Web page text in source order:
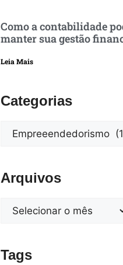
Como a contabilidade
manter sua gestão
Leia Mais
Categorias
Arquivos
Tags